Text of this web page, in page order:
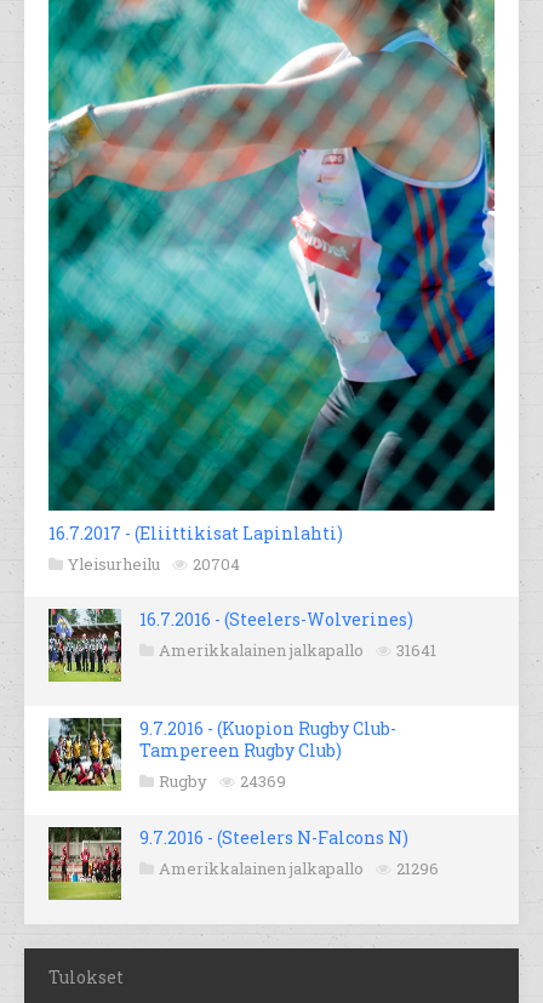
16.7.2017 - (Eliittikisat Lapinlahti)
Yleisurheilu 20704
16.7.2016 - (Steelers-Wolverines)
Amerikkalainen jalkapallo 31641
9.7.2016 - (Kuopion Rugby Club-
Tampereen Rugby Club)
Rugby 24369
9.7.2016 - (Steelers N-Falcons N)
Amerikkalainen jalkapallo 21296
Tulokset